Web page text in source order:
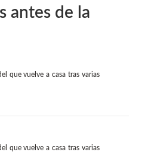
antes de la
que vuelve a casa tras varias
que vuelve a casa tras varias